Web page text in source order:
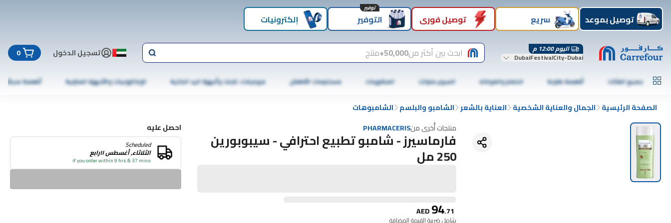
توصيل بموعد سريع توصيل فوري التوفير
توفير
إلكترونيات
اليوم 12:00 م
DubaiFestivalCity-Dubai ابحث بين أكثر من50,000+ منتج تسجيل الدخول 0
جميع الفئات أطعمة طازجة الخضار والفواكه السوبر ماركت المشروبات مستلزمات الأطفال موبايلات، تابلت وأجهزة اليد الذكية الإلكترونيات والأجهزة المنزلية أطعمة مجمّدة
الصفحة الرئيسية الجمال والعناية الشخصية العناية بالشعر الشامبو والبلسم الشامبوهات
منتجات أُخرى منPHARMACERIS
فارماسيرز - شامبو تطبيع احترافي - سيبوبورين
250 مل
AED94.71
شامل ضريبة القيمة المضافة
احصل عليه
Scheduled
الثلاثاء, أغسطس ١١رابع
if you order within 9 hrs & 37 mins